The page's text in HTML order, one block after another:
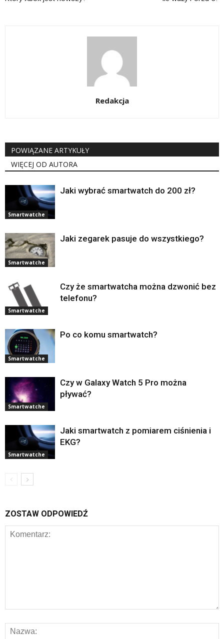
Redakcja
POWIĄZANE ARTYKUŁY
WIĘCEJ OD AUTORA
Smartwatche
Jaki wybrać smartwatch do 200 zł?
Smartwatche
Jaki zegarek pasuje do wszystkiego?
Smartwatche
Czy że smartwatcha można dzwonić bez
telefonu?
Smartwatche
Po co komu smartwatch?
Smartwatche
Czy w Galaxy Watch 5 Pro można
pływać?
Smartwatche
Jaki smartwatch z pomiarem ciśnienia i
EKG?
ZOSTAW ODPOWIEDŹ